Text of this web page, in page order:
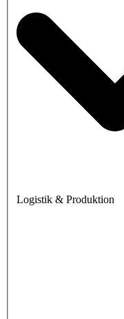
Logistik & Produktion